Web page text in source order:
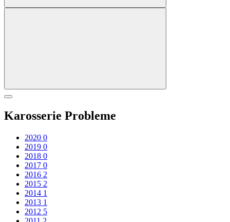
Karosserie Probleme
2020 0
2019 0
2018 0
2017 0
2016 2
2015 2
2014 1
2013 1
2012 5